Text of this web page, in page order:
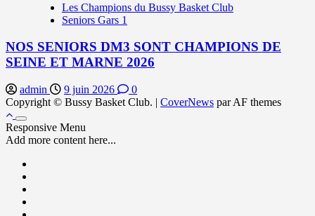
Les Champions du Bussy Basket Club
Seniors Gars 1
NOS SENIORS DM3 SONT CHAMPIONS DE
SEINE ET MARNE 2026
admin 9 juin 2026
0
Copyright © Bussy Basket Club. | CoverNews par AF themes
Responsive Menu
Add more content here...